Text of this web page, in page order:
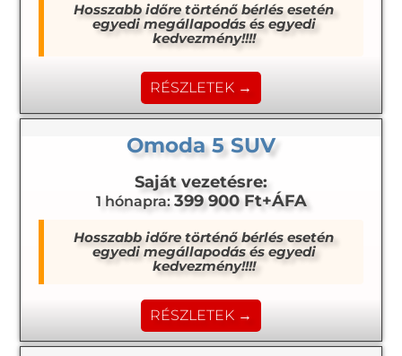
Hosszabb időre történő bérlés esetén
egyedi megállapodás és egyedi
kedvezmény!!!!
RÉSZLETEK →
Omoda 5 SUV
Saját vezetésre:
1 hónapra: 399 900 Ft+ÁFA
Hosszabb időre történő bérlés esetén
egyedi megállapodás és egyedi
kedvezmény!!!!
RÉSZLETEK →